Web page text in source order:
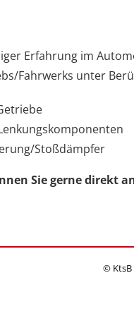
Erfahrung im
Fahrwerks unter
Stoßdämpfer
Sie gerne direkt
©